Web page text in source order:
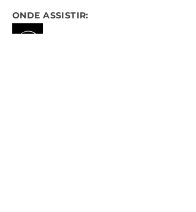
ONDE ASSISTIR: